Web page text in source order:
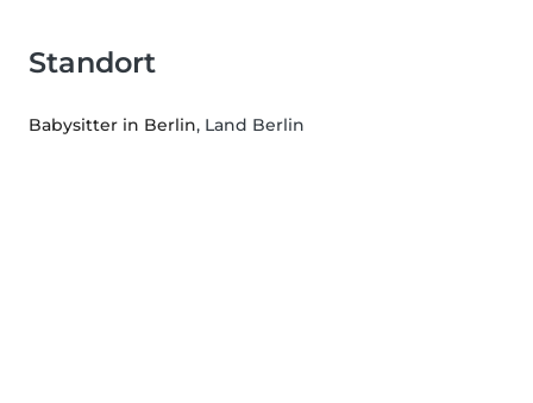
Standort
Babysitter in Berlin, Land Berlin